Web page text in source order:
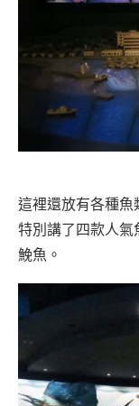
這裡還放有各種魚
特別講了四款人氣
鮸魚。